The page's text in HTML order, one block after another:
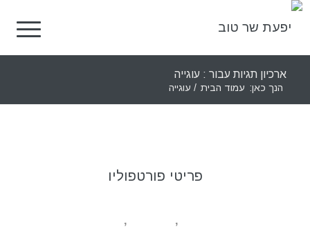
ארכיון תגיות עבור : עוגייה
הנך כאן: עמוד הבית / עוגייה
פריטי פורטפוליו
,
,